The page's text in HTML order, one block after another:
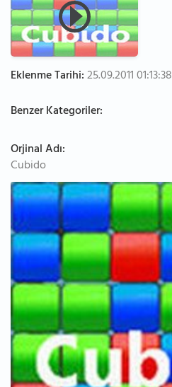
Eklenme Tarihi:25.09.2011 01:13:38
Benzer Kategoriler:
Orjinal Adı:
Cubido